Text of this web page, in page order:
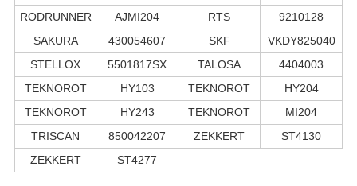
RODRUNNER
AJMI204 RTS
9210128
SAKURA
430054607 SKF
VKDY825040
STELLOX
5501817SX TALOSA
4404003
TEKNOROT
HY103 TEKNOROT
HY204
TEKNOROT
HY243 TEKNOROT
MI204
TRISCAN
850042207 ZEKKERT
ST4130
ZEKKERT
ST4277